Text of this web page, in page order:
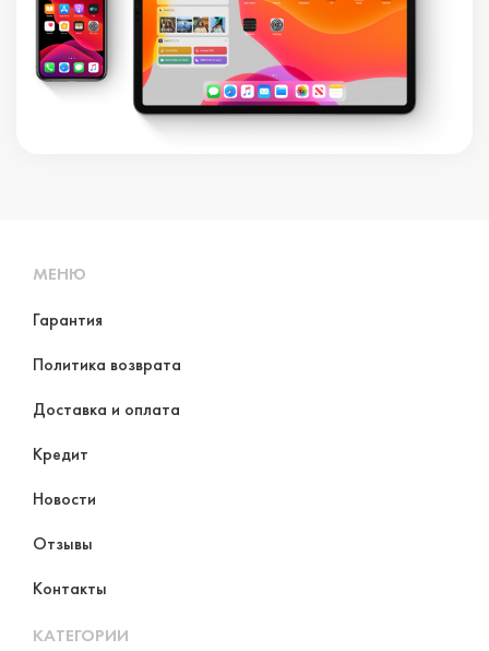
МЕНЮ
Гарантия
Политика возврата
Доставка и оплата
Кредит
Новости
Отзывы
Контакты
КАТЕГОРИИ